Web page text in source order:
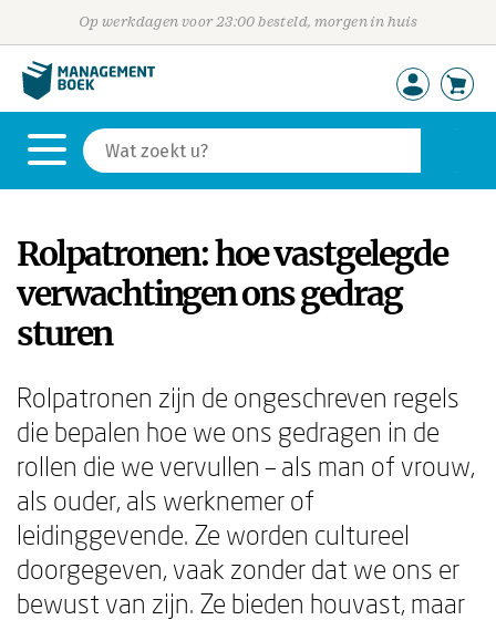
Op werkdagen voor 23:00 besteld, morgen in huis
Rolpatronen: hoe vastgelegde
verwachtingen ons gedrag
sturen
Rolpatronen zijn de ongeschreven regels
die bepalen hoe we ons gedragen in de
rollen die we vervullen – als man of vrouw,
als ouder, als werknemer of
leidinggevende. Ze worden cultureel
doorgegeven, vaak zonder dat we ons er
bewust van zijn. Ze bieden houvast, maar